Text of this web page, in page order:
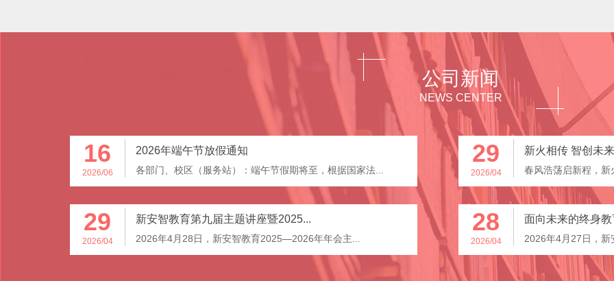
公司新闻
NEWS CENTER
16
2026/06
2026年端午节放假通知
各部门、校区（服务站）：端午节假期将至，根据国家法...
29
2026/04
新火相传 智创未
春风浩荡启新程，
29
2026/04
新安智教育第九届主题讲座暨2025...
2026年4月28日，新安智教育2025—2026年年会主...
28
2026/04
面向未来的终身
2026年4月27日，